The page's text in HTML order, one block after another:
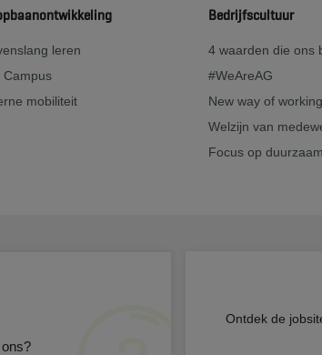
leren
Campus
mobiliteit
Bedrijfscultuur
4 waarden die ons
#WeAreAG
New way of working
Welzijn van
Focus op
Ontdek de